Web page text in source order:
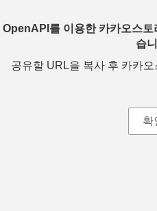
OpenAPI를 이용한 카카오스
습
공유할 URL을 복사 후 카카
확